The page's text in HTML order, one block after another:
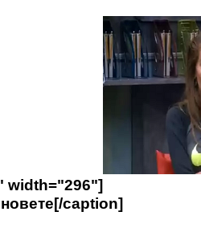
width="296"]
caption]